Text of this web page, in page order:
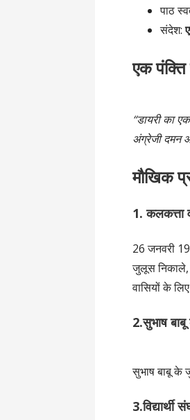
पाठ
संदेश:
एक पंक्ति
“डायरी का
अंग्रेजी दमन
मौखिक
1. कलकत्ता
26 जनवरी
जुलूस निकाले,
वासियों के
2.सुभाष
सुभाष बाबू के